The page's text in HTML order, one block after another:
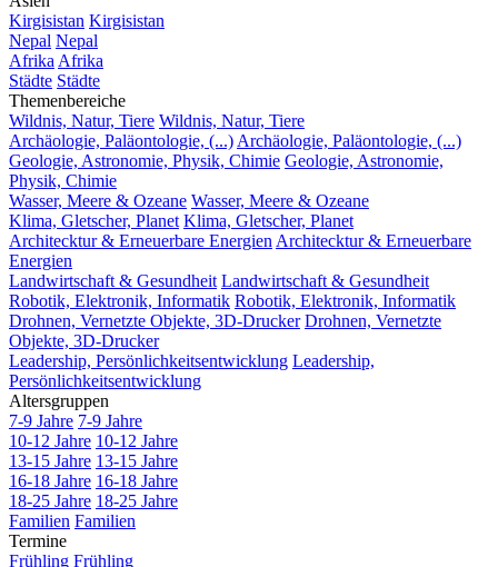
Kirgisistan Kirgisistan
Nepal Nepal
Afrika Afrika
Städte Städte
Themenbereiche
Wildnis, Natur, Tiere Wildnis, Natur, Tiere
Archäologie, Paläontologie, (...) Archäologie, Paläontologie, (...)
Geologie, Astronomie, Physik, Chimie Geologie, Astronomie,
Physik, Chimie
Wasser, Meere & Ozeane Wasser, Meere & Ozeane
Klima, Gletscher, Planet Klima, Gletscher, Planet
Architecktur & Erneuerbare Energien Architecktur & Erneuerbare
Energien
Landwirtschaft & Gesundheit Landwirtschaft & Gesundheit
Robotik, Elektronik, Informatik Robotik, Elektronik, Informatik
Drohnen, Vernetzte Objekte, 3D-Drucker Drohnen, Vernetzte
Objekte, 3D-Drucker
Leadership, Persönlichkeitsentwicklung Leadership,
Persönlichkeitsentwicklung
Altersgruppen
7-9 Jahre 7-9 Jahre
10-12 Jahre 10-12 Jahre
13-15 Jahre 13-15 Jahre
16-18 Jahre 16-18 Jahre
18-25 Jahre 18-25 Jahre
Familien Familien
Termine
Frühling Frühling